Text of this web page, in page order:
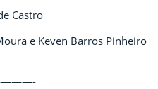
Castro
e Keven Barros Pinheiro